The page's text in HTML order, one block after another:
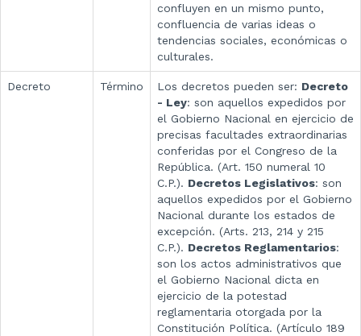
confluyen en un mismo punto,
confluencia de varias ideas o
tendencias sociales, económicas o
culturales.
Decreto Término Los decretos pueden ser: Decreto
- Ley: son aquellos expedidos por
el Gobierno Nacional en ejercicio de
precisas facultades extraordinarias
conferidas por el Congreso de la
República. (Art. 150 numeral 10
C.P.). Decretos Legislativos: son
aquellos expedidos por el Gobierno
Nacional durante los estados de
excepción. (Arts. 213, 214 y 215
C.P.). Decretos Reglamentarios:
son los actos administrativos que
el Gobierno Nacional dicta en
ejercicio de la potestad
reglamentaria otorgada por la
Constitución Política. (Artículo 189